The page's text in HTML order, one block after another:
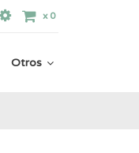
x 0
Otros